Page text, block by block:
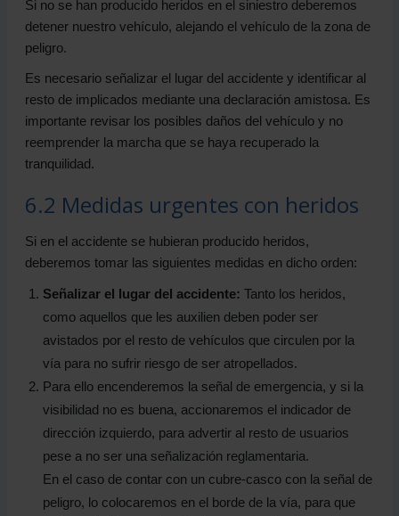
Si no se han producido heridos en el siniestro deberemos
detener nuestro vehículo, alejando el vehículo de la zona de
peligro.
Es necesario señalizar el lugar del accidente y identificar al
resto de implicados mediante una declaración amistosa. Es
importante revisar los posibles daños del vehículo y no
reemprender la marcha que se haya recuperado la
tranquilidad.
6.2 Medidas urgentes con heridos
Si en el accidente se hubieran producido heridos,
deberemos tomar las siguientes medidas en dicho orden:
Señalizar el lugar del accidente: Tanto los heridos,
como aquellos que les auxilien deben poder ser
avistados por el resto de vehículos que circulen por la
vía para no sufrir riesgo de ser atropellados.
Para ello encenderemos la señal de emergencia, y si la
visibilidad no es buena, accionaremos el indicador de
dirección izquierdo, para advertir al resto de usuarios
pese a no ser una señalización reglamentaria.
En el caso de contar con un cubre-casco con la señal de
peligro, lo colocaremos en el borde de la vía, para que